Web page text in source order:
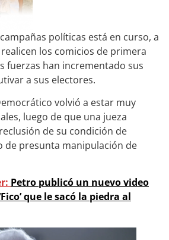
políticas está en curso, a
los comicios de primera
fuerzas han incrementado sus
a sus electores.
volvió a estar muy
luego de que una jueza
de su condición de
de presunta manipulación de
Petro publicó un nuevo video
que le sacó la piedra al